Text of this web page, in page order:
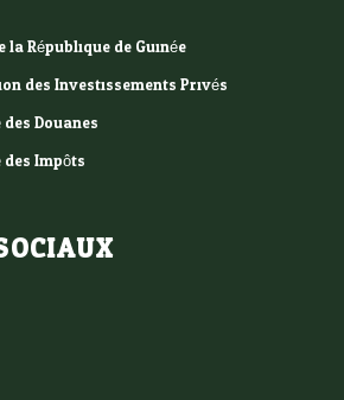
République de Guinée
des Investissements Privés
Douanes
Impôts